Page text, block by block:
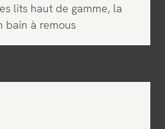
lits haut de gamme, la
bain à remous